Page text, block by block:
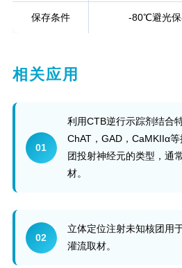
保存条件 -80℃避光保
相关应用
01
利用CTB逆行示踪剂结合
ChAT，GAD，CaMKIIα
团投射神经元的类型，通
材。
02
立体定位注射未知核团用
灌流取材。